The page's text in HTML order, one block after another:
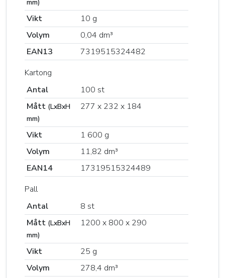
mm)
Vikt
10 g
Volym
0,04 dm³
EAN13
7319515324482
Kartong
Antal
100 st
Mått (LxBxH
mm)
277 x 232 x 184
Vikt
1 600 g
Volym
11,82 dm³
EAN14
17319515324489
Pall
Antal
8 st
Mått (LxBxH
mm)
1200 x 800 x 290
Vikt
25 g
Volym
278,4 dm³